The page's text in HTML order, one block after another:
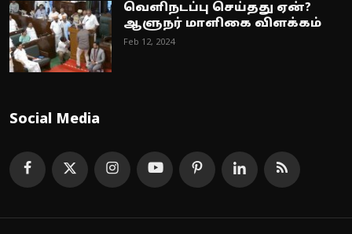
வெளிநடப்பு செய்தது ஏன்?
ஆளுநர் மாளிகை விளக்கம்
Feb 12, 2024
Social Media